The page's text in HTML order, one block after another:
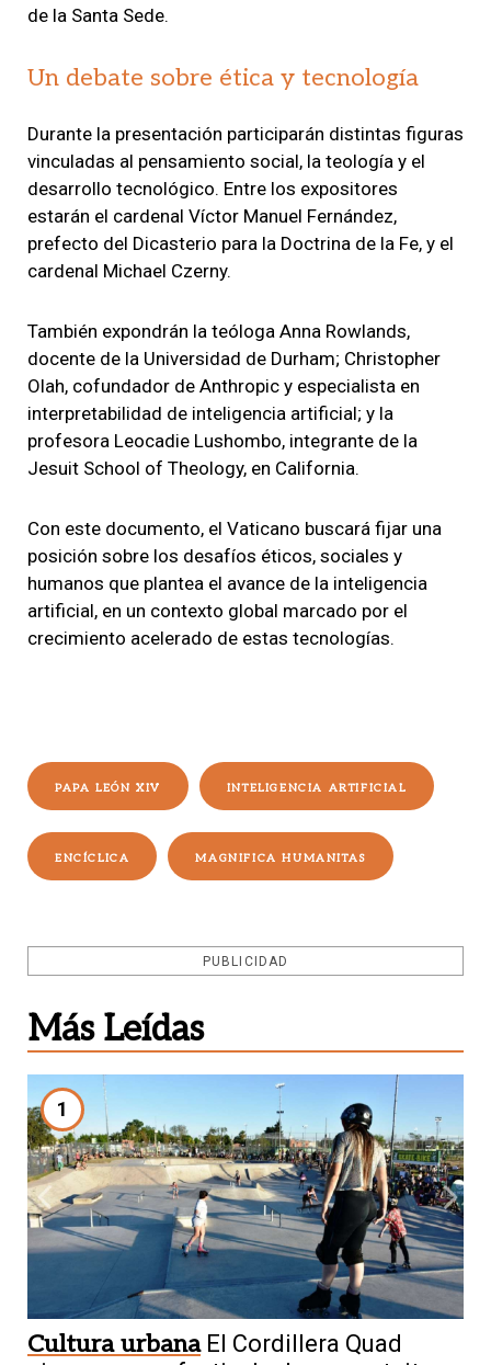
de la Santa Sede.
Un debate sobre ética y tecnología
Durante la presentación participarán distintas figuras
vinculadas al pensamiento social, la teología y el
desarrollo tecnológico. Entre los expositores
estarán el cardenal Víctor Manuel Fernández,
prefecto del Dicasterio para la Doctrina de la Fe, y el
cardenal Michael Czerny.
También expondrán la teóloga Anna Rowlands,
docente de la Universidad de Durham; Christopher
Olah, cofundador de Anthropic y especialista en
interpretabilidad de inteligencia artificial; y la
profesora Leocadie Lushombo, integrante de la
Jesuit School of Theology, en California.
Con este documento, el Vaticano buscará fijar una
posición sobre los desafíos éticos, sociales y
humanos que plantea el avance de la inteligencia
artificial, en un contexto global marcado por el
crecimiento acelerado de estas tecnologías.
PAPA LEÓN XIV INTELIGENCIA ARTIFICIAL
ENCÍCLICA MAGNIFICA HUMANITAS
PUBLICIDAD
Más Leídas
1
Cultura urbana El Cordillera Quad